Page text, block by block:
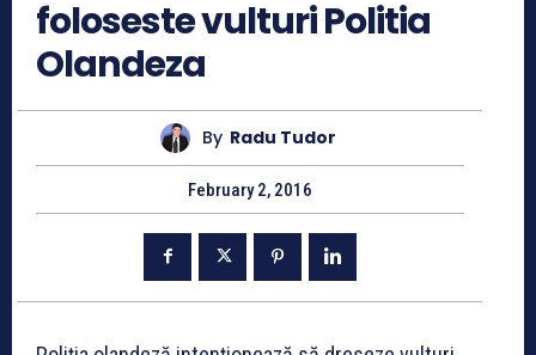
foloseste vulturi Politia
Olandeza
By Radu Tudor
February 2, 2016